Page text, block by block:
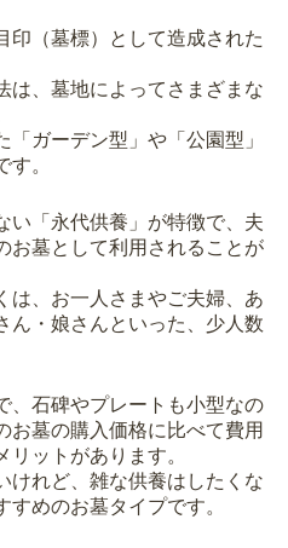
印（墓標）として造成された
は、墓地によってさまざまな
ガーデン型」や「公園型」
。
い「永代供養」が特徴で、夫
お墓として利用されることが
は、お一人さまやご夫婦、あ
ん・娘さんといった、少人数
、石碑やプレートも小型なの
お墓の購入価格に比べて費用
ットがあります。
けれど、雑な供養はしたくな
めのお墓タイプです。